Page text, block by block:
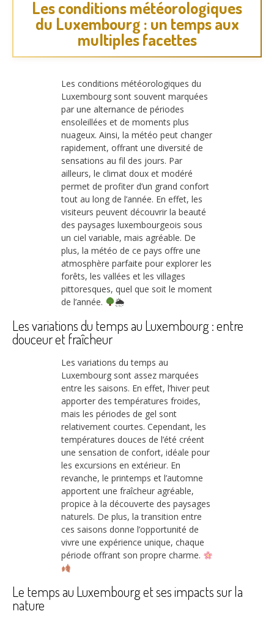
Les conditions météorologiques
du Luxembourg : un temps aux
multiples facettes
Les conditions météorologiques du
Luxembourg sont souvent marquées
par une alternance de périodes
ensoleillées et de moments plus
nuageux. Ainsi, la météo peut changer
rapidement, offrant une diversité de
sensations au fil des jours. Par
ailleurs, le climat doux et modéré
permet de profiter d’un grand confort
tout au long de l’année. En effet, les
visiteurs peuvent découvrir la beauté
des paysages luxembourgeois sous
un ciel variable, mais agréable. De
plus, la météo de ce pays offre une
atmosphère parfaite pour explorer les
forêts, les vallées et les villages
pittoresques, quel que soit le moment
de l’année.
🌦
Les variations du temps au Luxembourg : entre
douceur et fraîcheur
Les variations du temps au
Luxembourg sont assez marquées
entre les saisons. En effet, l’hiver peut
apporter des températures froides,
mais les périodes de gel sont
relativement courtes. Cependant, les
températures douces de l’été créent
une sensation de confort, idéale pour
les excursions en extérieur. En
revanche, le printemps et l’automne
apportent une fraîcheur agréable,
propice à la découverte des paysages
naturels. De plus, la transition entre
ces saisons donne l’opportunité de
vivre une expérience unique, chaque
période offrant son propre charme.
Le temps au Luxembourg et ses impacts sur la
nature